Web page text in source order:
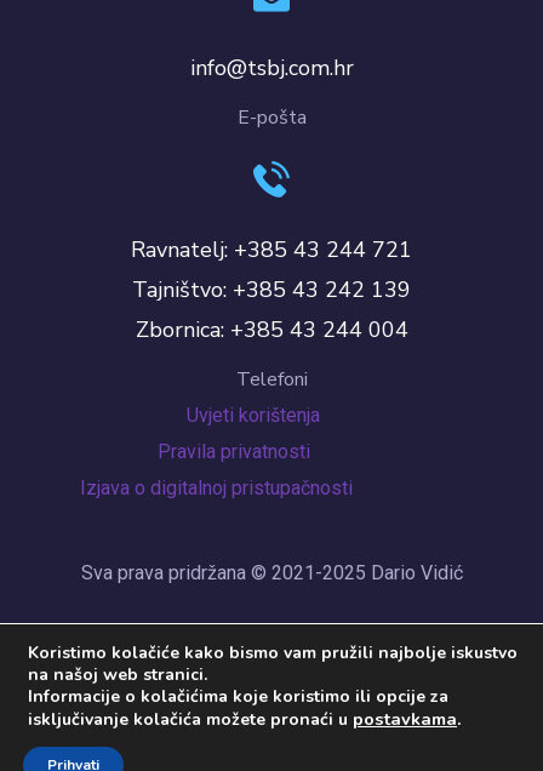
info@tsbj.com.hr
E-pošta
Ravnatelj: +385 43 244 721
Tajništvo: +385 43 242 139
Zbornica: +385 43 244 004
Telefoni
Uvjeti korištenja
Pravila privatnosti
Izjava o digitalnoj pristupačnosti
Sva prava pridržana © 2021-2025 Dario Vidić
Koristimo kolačiće kako bismo vam pružili najbolje iskustvo
na našoj web stranici.
Informacije o kolačićima koje koristimo ili opcije za
isključivanje kolačića možete pronaći u postavkama.
Prihvati